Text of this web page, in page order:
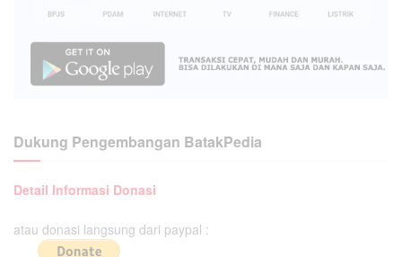
Dukung Pengembangan BatakPedia
Detail Informasi Donasi
atau donasi langsung dari paypal :